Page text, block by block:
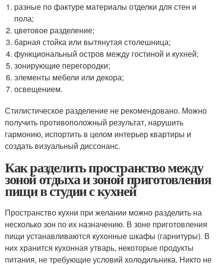
разные по фактуре материалы отделки для стен и
пола;
цветовое разделение;
барная стойка или вытянутая столешница;
функциональный остров между гостиной и кухней;
зонирующие перегородки;
элементы мебели или декора;
освещением.
Стилистическое разделение не рекомендовано. Можно
получить противоположный результат, нарушить
гармонию, испортить в целом интерьер квартиры и
создать визуальный диссонанс.
Как разделить пространство между
зоной отдыха и зоной приготовления
пищи в студии с кухней
Пространство кухни при желании можно разделить на
несколько зон по их назначению. В зоне приготовления
пищи устанавливаются кухонные шкафы (гарнитуры). В
них хранится кухонная утварь, некоторые продукты
питания, не требующие условий холодильника. Никто не